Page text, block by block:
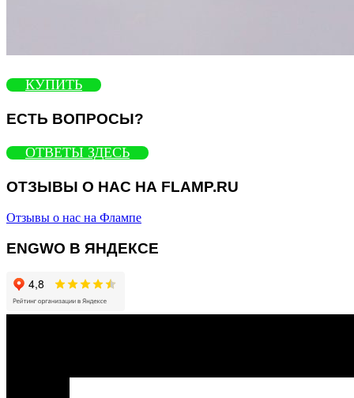
КУПИТЬ
ЕСТЬ ВОПРОСЫ?
ОТВЕТЫ ЗДЕСЬ
ОТЗЫВЫ О НАС НА FLAMP.RU
Отзывы о нас на Флампе
ENGWO В ЯНДЕКСЕ